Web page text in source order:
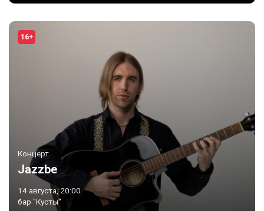
16+
Концерт
Jazzbe
14 августа, 20:00
бар "Кусты"